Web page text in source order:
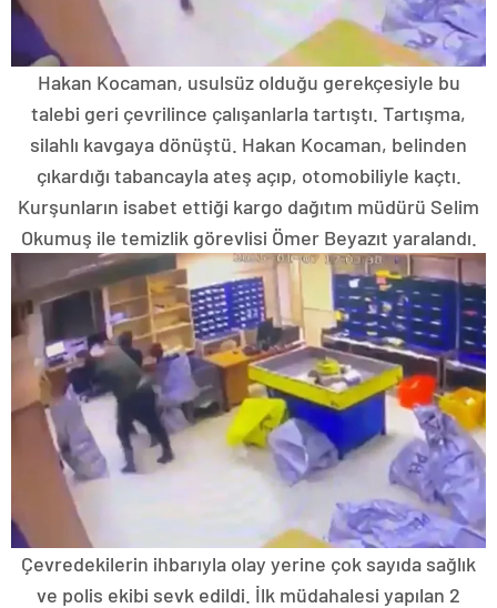
Hakan Kocaman, usulsüz olduğu gerekçesiyle bu
talebi geri çevrilince çalışanlarla tartıştı. Tartışma,
silahlı kavgaya dönüştü. Hakan Kocaman, belinden
çıkardığı tabancayla ateş açıp, otomobiliyle kaçtı.
Kurşunların isabet ettiği kargo dağıtım müdürü Selim
Okumuş ile temizlik görevlisi Ömer Beyazıt yaralandı.
Çevredekilerin ihbarıyla olay yerine çok sayıda sağlık
ve polis ekibi sevk edildi. İlk müdahalesi yapılan 2